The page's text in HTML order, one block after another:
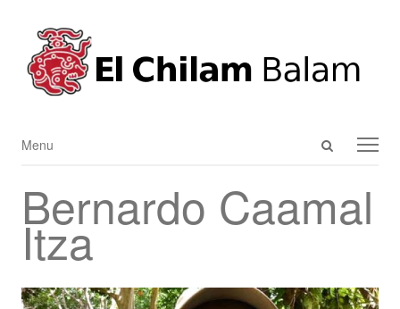
Open
panel
Menu
Menu
Bernardo Caamal
Itza